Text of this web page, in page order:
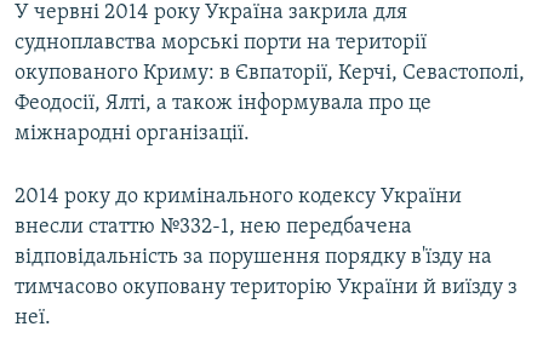
У червні 2014 року Україна закрила для
судноплавства морські порти на території
окупованого Криму: в Євпаторії, Керчі, Севастополі,
Феодосії, Ялті, а також інформувала про це
міжнародні організації.
2014 року до кримінального кодексу України
внесли статтю №332-1, нею передбачена
відповідальність за порушення порядку в'їзду на
тимчасово окуповану територію України й виїзду з
неї.